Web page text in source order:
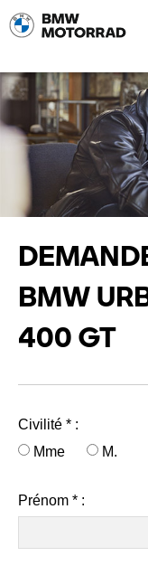
BMW
400 GT
Civilité * :
Mme
M.
Prénom * :